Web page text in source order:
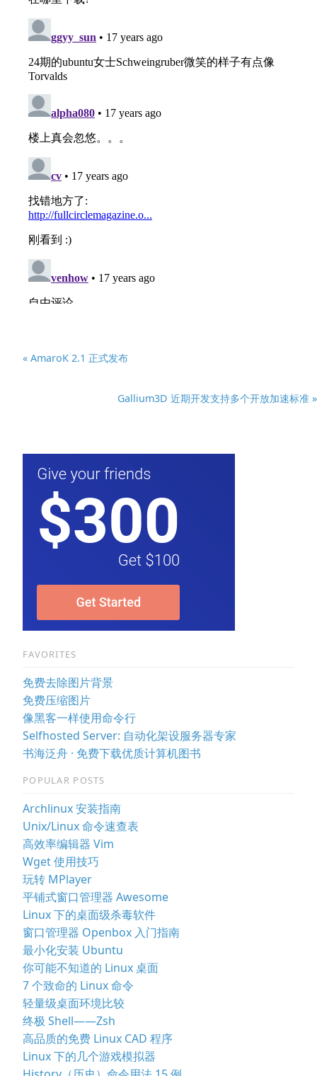
« AmaroK 2.1 正式发布
Gallium3D 近期开发支持多个开放加速标准 »
FAVORITES
免费去除图片背景
免费压缩图片
像黑客一样使用命令行
Selfhosted Server: 自动化架设服务器专家
书海泛舟 · 免费下载优质计算机图书
POPULAR POSTS
Archlinux 安装指南
Unix/Linux 命令速查表
高效率编辑器 Vim
Wget 使用技巧
玩转 MPlayer
平铺式窗口管理器 Awesome
Linux 下的桌面级杀毒软件
窗口管理器 Openbox 入门指南
最小化安装 Ubuntu
你可能不知道的 Linux 桌面
7 个致命的 Linux 命令
轻量级桌面环境比较
终极 Shell——Zsh
高品质的免费 Linux CAD 程序
Linux 下的几个游戏模拟器